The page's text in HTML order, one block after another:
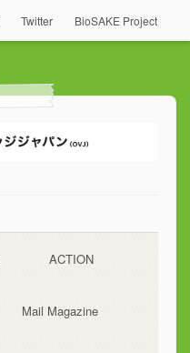
Twitter BioSAKE Project
ACTION
Mail Magazine